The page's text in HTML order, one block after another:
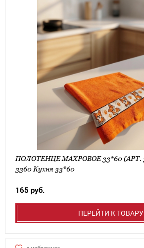
3360 Кухня 33*60
165 руб.
ПЕРЕЙТИ К ТОВАРУ